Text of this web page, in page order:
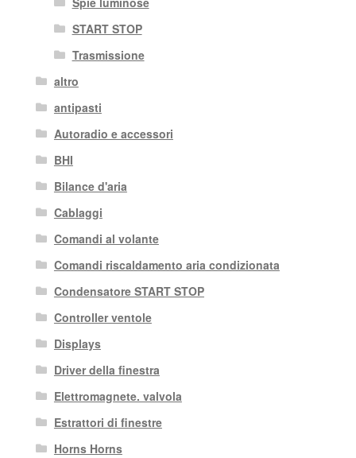
START STOP
Trasmissione
altro
antipasti
Autoradio e accessori
BHI
Bilance d'aria
Cablaggi
Comandi al volante
Comandi riscaldamento aria condizionata
Condensatore START STOP
Controller ventole
Displays
Driver della finestra
Elettromagnete. valvola
Estrattori di finestre
Horns Horns